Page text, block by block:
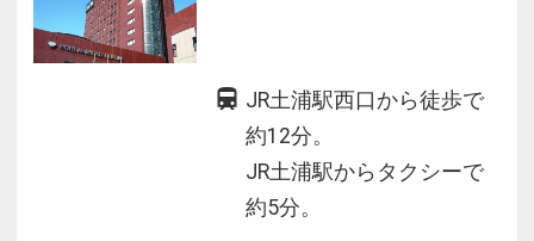
JR土浦駅西口から徒歩で
約12分。
JR土浦駅からタクシーで
約5分。